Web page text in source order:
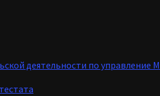
деятельности по управление